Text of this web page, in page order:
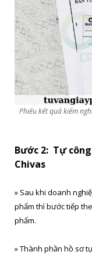
Phiếu kết quả kiểm
Bước 2: Tự
Chivas
» Sau khi doanh
phẩm thì bước tiếp
phẩm.
» Thành phần hồ sơ